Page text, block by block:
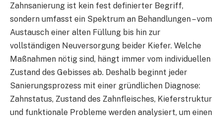
Zahnsanierung ist kein fest definierter Begriff,
sondern umfasst ein Spektrum an Behandlungen – vom
Austausch einer alten Füllung bis hin zur
vollständigen Neuversorgung beider Kiefer. Welche
Maßnahmen nötig sind, hängt immer vom individuellen
Zustand des Gebisses ab. Deshalb beginnt jeder
Sanierungsprozess mit einer gründlichen Diagnose:
Zahnstatus, Zustand des Zahnfleisches, Kieferstruktur
und funktionale Probleme werden analysiert, um einen